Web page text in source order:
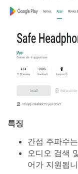
특징
간섭 주파수
오디오 검색
어가 지원됩